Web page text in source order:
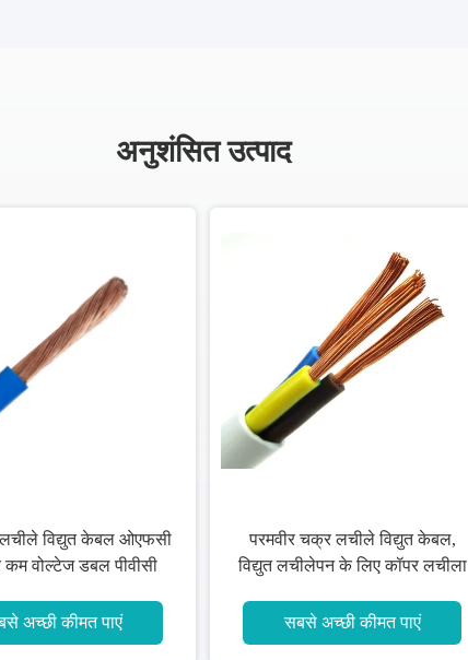
अनुशंसित उत्पाद
विद्युत केबल ओएफसी
वोल्टेज डबल पीवीसी
अच्छी कीमत पाएं
परमवीर चक्र लचीले विद्युत केबल,
विद्युत लचीलेपन के लिए कॉपर लचीला
सबसे अच्छी कीमत पाएं